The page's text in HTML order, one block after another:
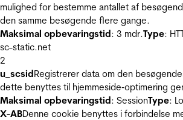
mulighed for bestemme antallet af
den samme besøgende flere gange.
Maksimal opbevaringstid: 3 mdr.Type:
sc-static.net
2
u_scsidRegistrerer data om den
dette benyttes til hjemmeside‐optimering
Maksimal opbevaringstid: SessionType:
X-ABDenne cookie benyttes i forbindelse